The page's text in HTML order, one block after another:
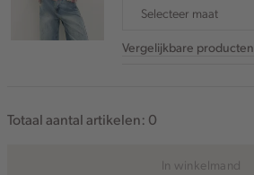
Selecteer maat
Vergelijkbare producten
Totaal aantal artikelen: 0
In winkelmand